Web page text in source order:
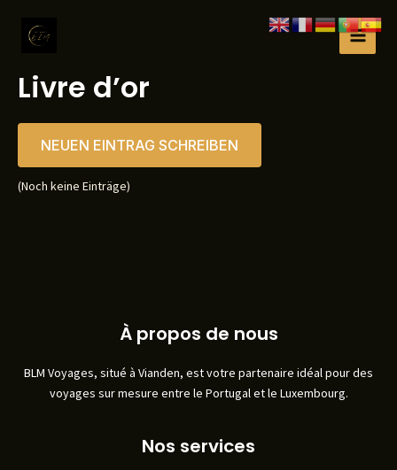
springen
MAIN
Livre d’or
(Noch keine Einträge)
À propos de nous
BLM Voyages, situé à Vianden, est votre partenaire idéal pour des
voyages sur mesure entre le Portugal et le Luxembourg.
Nos services